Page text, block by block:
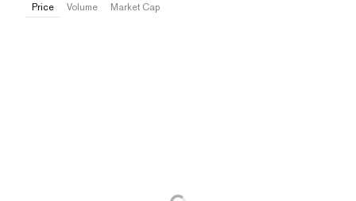
Price Volume Market Cap